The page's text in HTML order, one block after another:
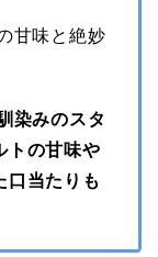
甘味と絶妙
染みのスタ
トの甘味や
口当たりも